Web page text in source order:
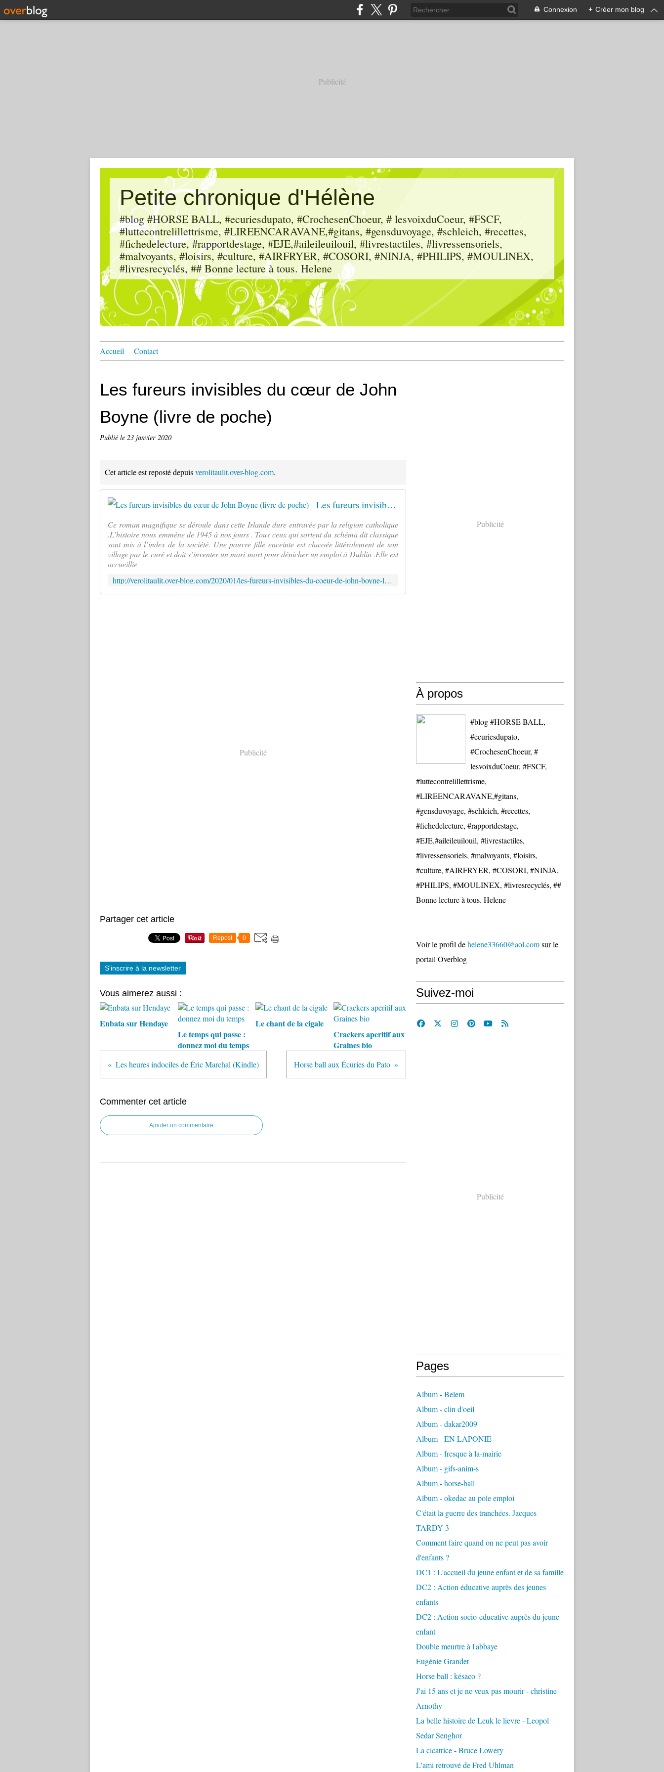
Connexion + Créer mon blog
Publicité
Petite chronique d'Hélène
#blog #HORSE BALL, #ecuriesdupato, #CrochesenChoeur, # lesvoixduCoeur, #FSCF,
#luttecontrelillettrisme, #LIREENCARAVANE,#gitans, #gensduvoyage, #schleich, #recettes,
#fichedelecture, #rapportdestage, #EJE,#aileileuilouil, #livrestactiles, #livressensoriels,
#malvoyants, #loisirs, #culture, #AIRFRYER, #COSORI, #NINJA, #PHILIPS, #MOULINEX,
#livresrecyclés, ## Bonne lecture à tous. Helene
Accueil Contact
Les fureurs invisibles du cœur de John
Boyne (livre de poche)
Publié le 23 janvier 2020
Cet article est reposté depuisverolitaulit.over-blog.com.
Les fureurs invisibles du cœur de John Boyne (livre de poche)
Ce roman magnifique se déroule dans cette Irlande dure entravée par la religion catholique
.L’histoire nous emmène de 1945 à nos jours . Tous ceux qui sortent du schéma dit classique
sont mis à l’index de la société. Une pauvre fille enceinte est chassée littéralement de son
village par le curé et doit s’inventer un mari mort pour dénicher un emploi à Dublin .Elle est
accueillie
http://verolitaulit.over-blog.com/2020/01/les-fureurs-invisibles-du-coeur-de-john-boyne-livre-de-poche.html
Publicité
Partager cet article
Repost 0
S'inscrire à la newsletter
Vous aimerez aussi :
Enbata sur Hendaye
Le temps qui passe :
donnez moi du temps
Le chant de la cigale
Crackers aperitif aux
Graines bio
Les heures indociles de Éric Marchal (Kindle) Horse ball aux Écuries du Pato
Commenter cet article
Ajouter un commentaire
Publicité
À propos
#blog #HORSE BALL,
#ecuriesdupato,
#CrochesenChoeur, #
lesvoixduCoeur, #FSCF,
#luttecontrelillettrisme,
#LIREENCARAVANE,#gitans,
#gensduvoyage, #schleich, #recettes,
#fichedelecture, #rapportdestage,
#EJE,#aileileuilouil, #livrestactiles,
#livressensoriels, #malvoyants, #loisirs,
#culture, #AIRFRYER, #COSORI, #NINJA,
#PHILIPS, #MOULINEX, #livresrecyclés, ##
Bonne lecture à tous. Helene
Voir le profil dehelene33660@aol.comsur le
portail Overblog
Suivez-moi
Publicité
Pages
Album - Belem
Album - clin d'oeil
Album - dakar2009
Album - EN LAPONIE
Album - fresque à la-mairie
Album - gifs-anim-s
Album - horse-ball
Album - okedac au pole emploi
C'était la guerre des tranchées. Jacques
TARDY 3
Comment faire quand on ne peut pas avoir
d'enfants ?
DC1 : L'accueil du jeune enfant et de sa famille
DC2 : Action éducative auprès des jeunes
enfants
DC2 : Action socio-educative auprès du jeune
enfant
Double meurtre à l'abbaye
Eugénie Grandet
Horse ball : késaco ?
J'ai 15 ans et je ne veux pas mourir - christine
Arnothy
La belle histoire de Leuk le lievre - Leopol
Sedar Senghor
La cicatrice - Bruce Lowery
L'ami retrouvé de Fred Uhlman